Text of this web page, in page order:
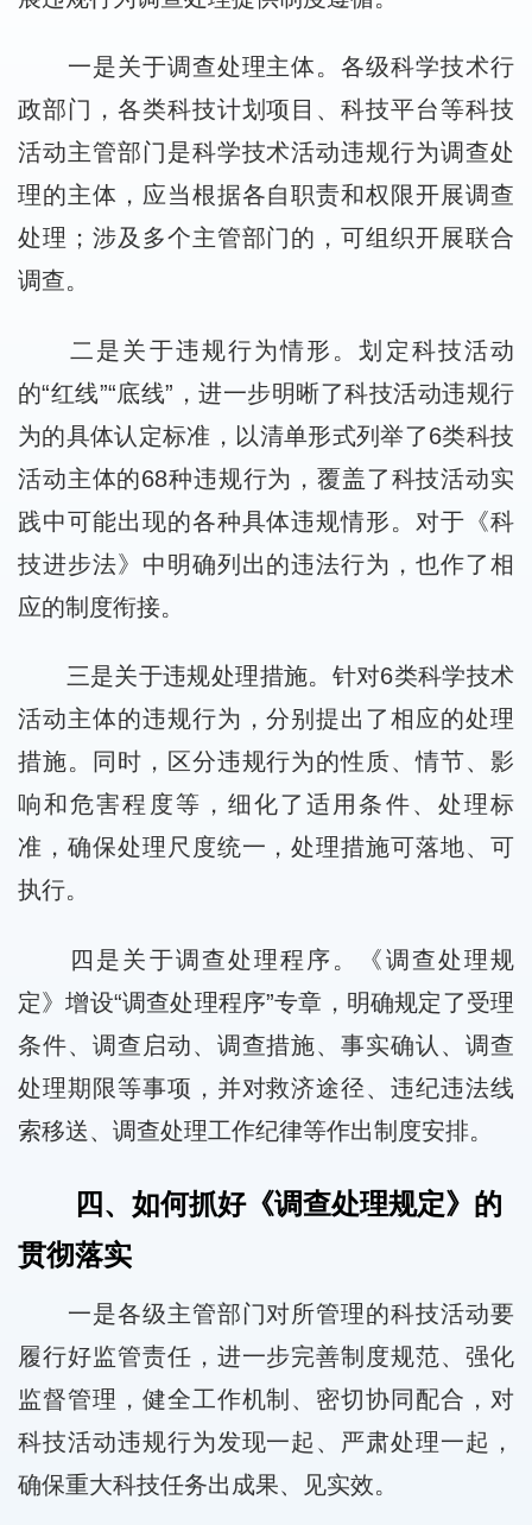
一是关于调查处理主体。各级科学技术行
政部门，各类科技计划项目、科技平台等科技
活动主管部门是科学技术活动违规行为调查处
理的主体，应当根据各自职责和权限开展调查
处理；涉及多个主管部门的，可组织开展联合
调查。
二是关于违规行为情形。划定科技活动
的“红线”“底线”，进一步明晰了科技活动违规行
为的具体认定标准，以清单形式列举了6类科技
活动主体的68种违规行为，覆盖了科技活动实
践中可能出现的各种具体违规情形。对于《科
技进步法》中明确列出的违法行为，也作了相
应的制度衔接。
三是关于违规处理措施。针对6类科学技术
活动主体的违规行为，分别提出了相应的处理
措施。同时，区分违规行为的性质、情节、影
响和危害程度等，细化了适用条件、处理标
准，确保处理尺度统一，处理措施可落地、可
执行。
四是关于调查处理程序。《调查处理规
定》增设“调查处理程序”专章，明确规定了受理
条件、调查启动、调查措施、事实确认、调查
处理期限等事项，并对救济途径、违纪违法线
索移送、调查处理工作纪律等作出制度安排。
四、如何抓好《调查处理规定》的
贯彻落实
一是各级主管部门对所管理的科技活动要
履行好监管责任，进一步完善制度规范、强化
监督管理，健全工作机制、密切协同配合，对
科技活动违规行为发现一起、严肃处理一起，
确保重大科技任务出成果、见实效。